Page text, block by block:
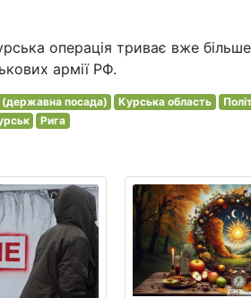
операція триває вже
армії РФ.
(державна посада) Курська область
Рига